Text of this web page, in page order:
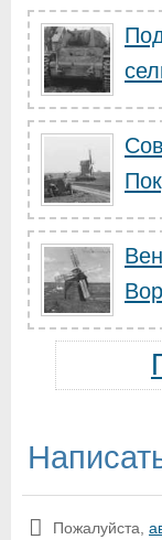
Пожалуйста,